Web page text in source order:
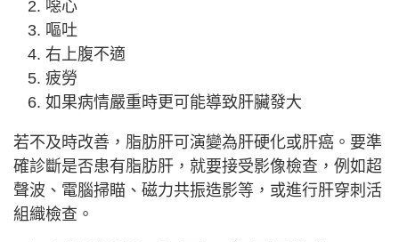
噁心
嘔吐
右上腹不適
疲勞
如果病情嚴重時更可能導致肝臟發大
若不及時改善，脂肪肝可演變為肝硬化或肝癌。要準
確診斷是否患有脂肪肝，就要接受影像檢查，例如超
聲波、電腦掃瞄、磁力共振造影等，或進行肝穿刺活
組織檢查。